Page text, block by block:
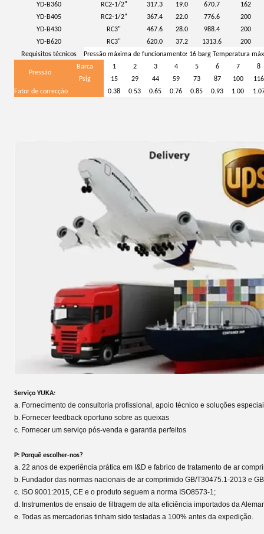
YD-B360 RC2-1/2" 317.3 19.0 670.7
162
YD-B405
RC2-1/2" 367.4 22.0 776.6
200
YD-B430
RC3" 467.6 28.0 988.4
200
YD-B620
RC3" 620.0 37.2 1313.6
200
Requisitos técnicos
Pressão máxima de funcionamento: 16 barg Temperatura
Pressão
Barca 1 2 3 4 5 6 7
8
Psig
15 29 44 59 73 87 100
116
Fator de correcção
0.38 0.53 0.65 0.76 0.85 0.93 1.00
Serviço YUKA:
a. Fornecimento de consultoria profissional, apoio técnico e soluções
b. Fornecer feedback oportuno sobre as queixas
c. Fornecer um serviço pós-venda e garantia perfeitos
P: Porquê escolher-nos?
a. 22 anos de experiência prática em I&D e fabrico de tratamento de ar
b. Fundador das normas nacionais de ar comprimido GB/T30475.1-2013 e
c. ISO 9001:2015, CE e o produto seguem a norma ISO8573-1;
d. Instrumentos de ensaio de filtragem de alta eficiência importados da
e. Todas as mercadorias tinham sido testadas a 100% antes da expedição.